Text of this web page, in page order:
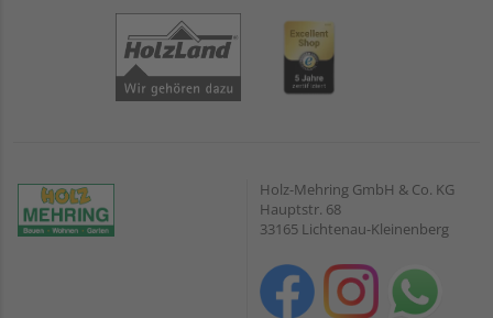
Holz-Mehring GmbH & Co. KG
Hauptstr. 68
33165 Lichtenau-Kleinenberg